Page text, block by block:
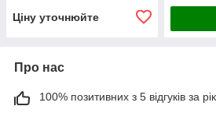
Ціну уточнюйте
Про нас
100% позитивних з 5 відгуків за рік